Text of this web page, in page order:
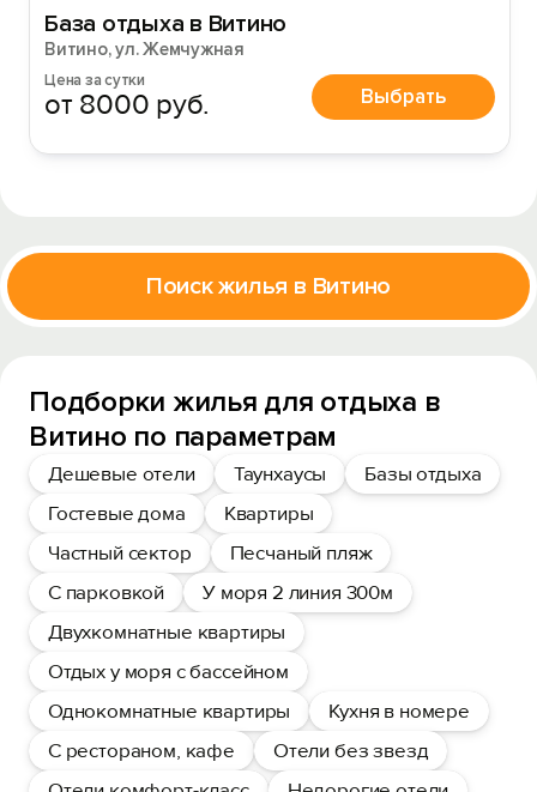
База отдыха в Витино
Витино, ул. Жемчужная
Цена за сутки
от 8000 руб. Выбрать
Поиск жилья в Витино
Подборки жилья для отдыха в
Витино по параметрам
Дешевые отели Таунхаусы
Базы отдыха
Гостевые дома
Квартиры
Частный сектор
Песчаный пляж
С парковкой
У моря 2 линия 300м
Двухкомнатные квартиры
Отдых у моря с бассейном
Однокомнатные квартиры
Кухня в номере
С рестораном, кафе
Отели без звезд